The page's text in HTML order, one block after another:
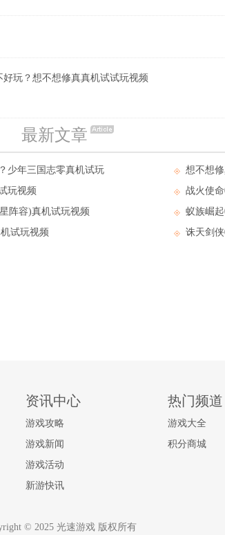
好玩？想不想修真真机试试玩视频
最新文章
少年三国志零真机试玩
想不想
视频
玩视频
战火使
阵容)真机试玩视频
蚁族崛
试玩视频
诛天剑
资讯中心
游戏攻略
游戏新闻
游戏活动
新游快讯
热门频道
游戏大全
积分商城
© 2025 光速游戏 版权所有